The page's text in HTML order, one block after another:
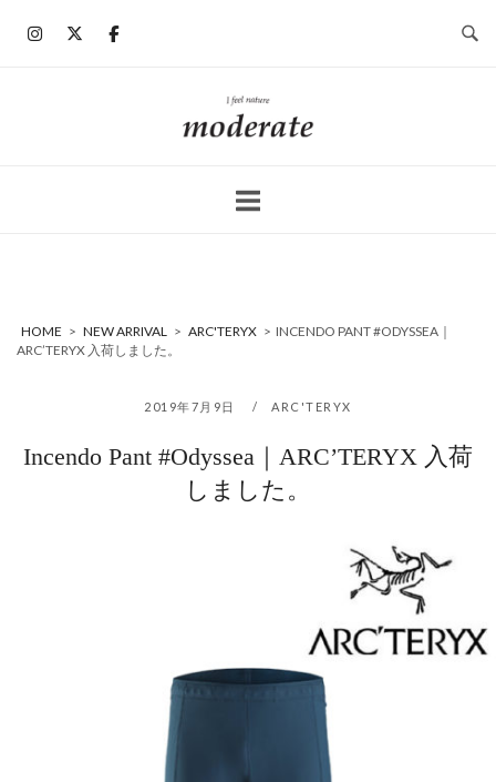
ホ
ー
HOME > NEW ARRIVAL > ARC'TERYX > INCENDO PANT #ODYSSEA｜
ARC’TERYX 入荷しました。
2019年7月9日 ARC'TERYX
Incendo Pant #Odyssea｜ARC’TERYX 入荷
しました。